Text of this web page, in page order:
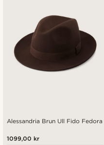
Alessandria Brun Ull Fido Fedora
1099,00 kr